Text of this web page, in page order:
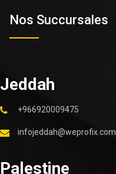
Nos Succursales
Jeddah
+966920009475
infojeddah@weprofix.com
Palestine